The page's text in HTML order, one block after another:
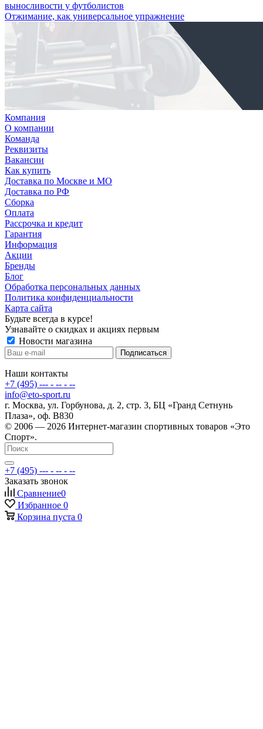
выносливости у футболистов
Отжимание, как универсальное упражнение
Компания
О компании
Команда
Реквизиты
Вакансии
Как купить
Доставка по Москве и МО
Доставка по РФ
Сборка
Оплата
Рассрочка и кредит
Гарантия
Информация
Акции
Бренды
Блог
Обработка персональных данных
Политика конфиденциальности
Карта сайта
Будьте всегда в курсе!
Узнавайте о скидках и акциях первым
Новости магазина
Наши контакты
+7 (495) --- - -- - --
info@eto-sport.ru
г. Москва, ул. Горбунова, д. 2, стр. 3, БЦ «Гранд Сетнунь
Плаза», оф. В830
© 2006 — 2026 Интернет-магазин спортивных товаров «Это
Спорт».
+7 (495) --- - -- - --
Заказать звонок
Сравнение0
Избранное 0
Корзина пуста 0